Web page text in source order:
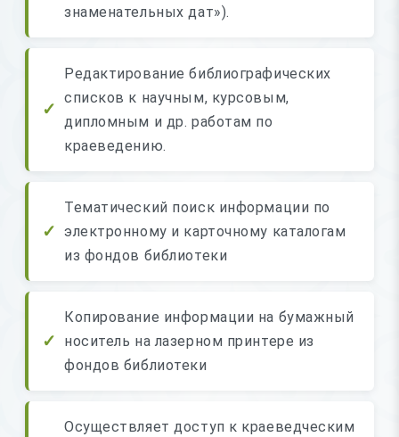
знаменательных дат»).
Редактирование библиографических
списков к научным, курсовым,
дипломным и др. работам по
краеведению.
Тематический поиск информации по
электронному и карточному каталогам
из фондов библиотеки
Копирование информации на бумажный
носитель на лазерном принтере из
фондов библиотеки
Осуществляет доступ к краеведческим